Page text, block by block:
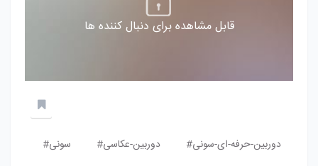
قابل مشاهده برای دنبال کننده ها
دوربین-حرفه-ای-سونی# دوربین-عکاسی# سونی#